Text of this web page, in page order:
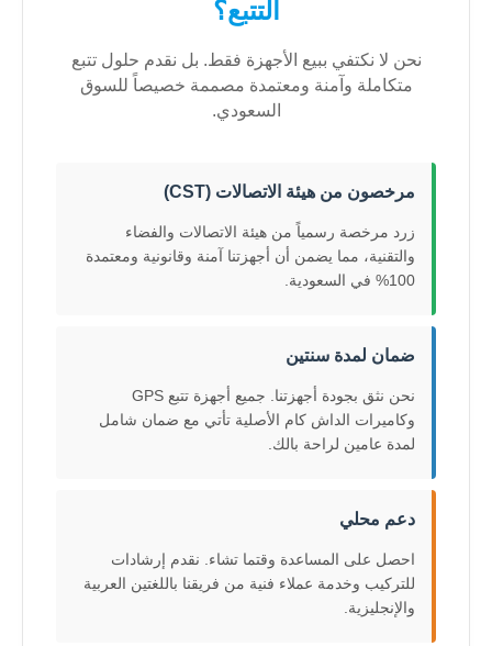
التتبع؟
نحن لا نكتفي ببيع الأجهزة فقط. بل نقدم حلول تتبع
متكاملة وآمنة ومعتمدة مصممة خصيصاً للسوق
السعودي.
مرخصون من هيئة الاتصالات (CST)
زرد مرخصة رسمياً من هيئة الاتصالات والفضاء
والتقنية، مما يضمن أن أجهزتنا آمنة وقانونية ومعتمدة
100% في السعودية.
ضمان لمدة سنتين
نحن نثق بجودة أجهزتنا. جميع أجهزة تتبع GPS
وكاميرات الداش كام الأصلية تأتي مع ضمان شامل
لمدة عامين لراحة بالك.
دعم محلي
احصل على المساعدة وقتما تشاء. نقدم إرشادات
للتركيب وخدمة عملاء فنية من فريقنا باللغتين العربية
والإنجليزية.